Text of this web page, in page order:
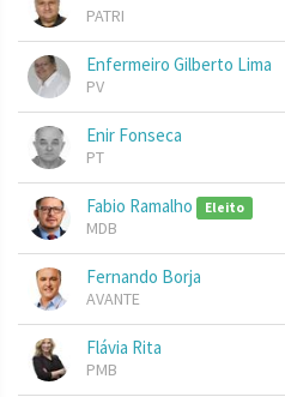
PATRI
Enfermeiro Gilberto Lima
PV
Enir Fonseca
PT
Fabio Ramalho Eleito
MDB
Fernando Borja
AVANTE
Flávia Rita
PMB